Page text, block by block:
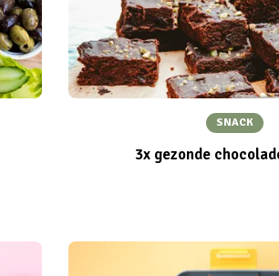
SNACK
3x gezonde